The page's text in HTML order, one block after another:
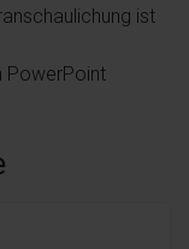
ist
PowerPoint